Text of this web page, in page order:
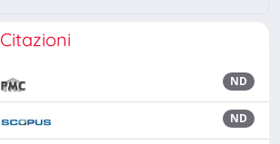
Citazioni
ND
ND